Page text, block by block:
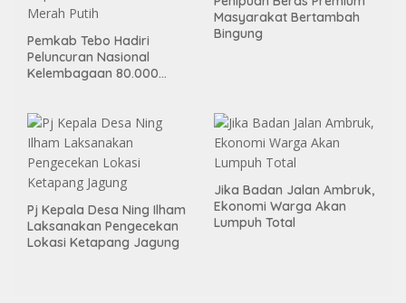
Pemkab Tebo Hadiri
Peluncuran Nasional
Kelembagaan 80.000
Masyarakat Bertambah
Bingung
Pj Kepala Desa Ning Ilham
Laksanakan Pengecekan
Lokasi Ketapang Jagung
Jika Badan Jalan Ambruk,
Ekonomi Warga Akan
Lumpuh Total